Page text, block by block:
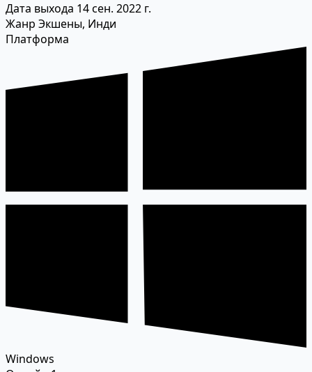
Дата выхода 14 сен. 2022 г.
Жанр Экшены, Инди
Платформа
Windows